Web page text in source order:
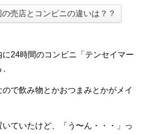
の売店とコンビニの違いは？？
24時間のコンビニ「テンセイマー
で飲み物とかおつまみとかがメイ
ていたけど、「う〜ん・・・」っ